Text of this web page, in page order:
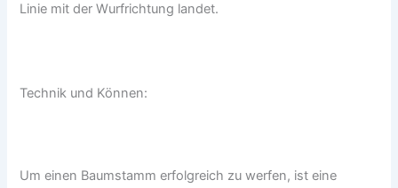
Linie mit der Wurfrichtung landet.
Technik und Können:
Um einen Baumstamm erfolgreich zu werfen, ist eine